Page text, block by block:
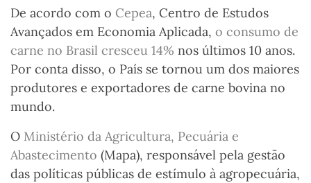
De acordo com o Cepea, Centro de Estudos
Avançados em Economia Aplicada, o consumo de
carne no Brasil cresceu 14% nos últimos 10 anos.
Por conta disso, o País se tornou um dos maiores
produtores e exportadores de carne bovina no
mundo.
O Ministério da Agricultura, Pecuária e
Abastecimento (Mapa), responsável pela gestão
das políticas públicas de estímulo à agropecuária,